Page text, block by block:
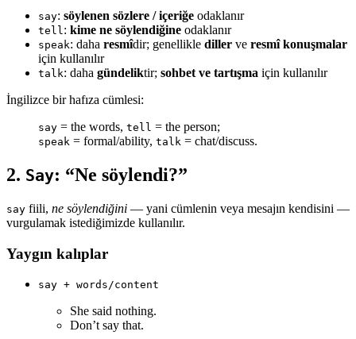
say: söylenen sözlere / içeriğe odaklanır
tell: kime ne söylendiğine odaklanır
speak: daha resmîdir; genellikle diller ve resmî konuşmalar
için kullanılır
talk: daha gündeliktir; sohbet ve tartışma için kullanılır
İngilizce bir hafıza cümlesi:
say = the words, tell = the person;
speak = formal/ability, talk = chat/discuss.
2. Say: “Ne söylendi?”
say fiili, ne söylendiğini — yani cümlenin veya mesajın kendisini —
vurgulamak istediğimizde kullanılır.
Yaygın kalıplar
say + words/content
She said nothing.
Don’t say that.